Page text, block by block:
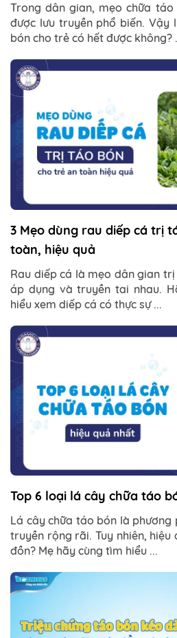
Trong dân gian, mẹo chữa
được lưu truyền phổ biến.
bón cho trẻ có hết được không?
3 Mẹo dùng rau diếp cá trị
toàn, hiệu quả
Rau diếp cá là mẹo dân gian
áp dụng và truyền tai nhau.
hiểu xem diếp cá có thực sự ...
Top 6 loại lá cây chữa táo
Lá cây chữa táo bón là phương
truyền rộng rãi. Tuy nhiên, hiệu
đồn? Mẹ hãy cùng tìm hiểu ...